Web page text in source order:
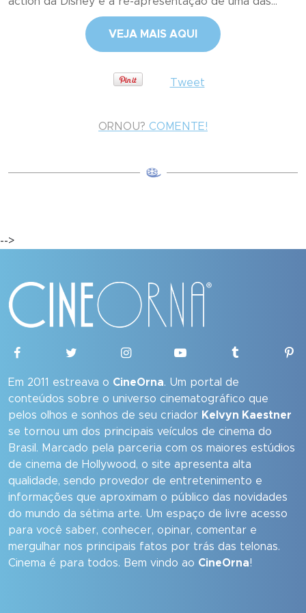
VEJA MAIS AQUI
Tweet
ORNOU? COMENTE!
-->
Em 2011 estreava o CineOrna. Um portal de
conteúdos sobre o universo cinematográfico que
pelos olhos e sonhos de seu criador Kelvyn Kaestner
se tornou um dos principais veículos de cinema do
Brasil. Marcado pela parceria com os maiores estúdios
de cinema de Hollywood, o site apresenta alta
qualidade, sendo provedor de entretenimento e
informações que aproximam o público das novidades
do mundo da sétima arte. Um espaço de livre acesso
para você saber, conhecer, opinar, comentar e
mergulhar nos principais fatos por trás das telonas.
Cinema é para todos. Bem vindo ao CineOrna!